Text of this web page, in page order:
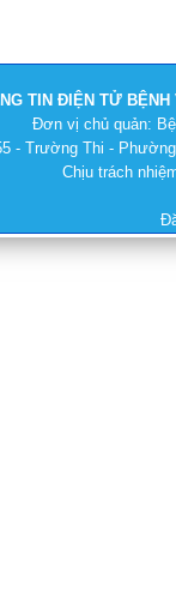
TIN ĐIỆN TỬ BỆNH
Đơn vị chủ quản:
- Trường Thi -
Chịu trách